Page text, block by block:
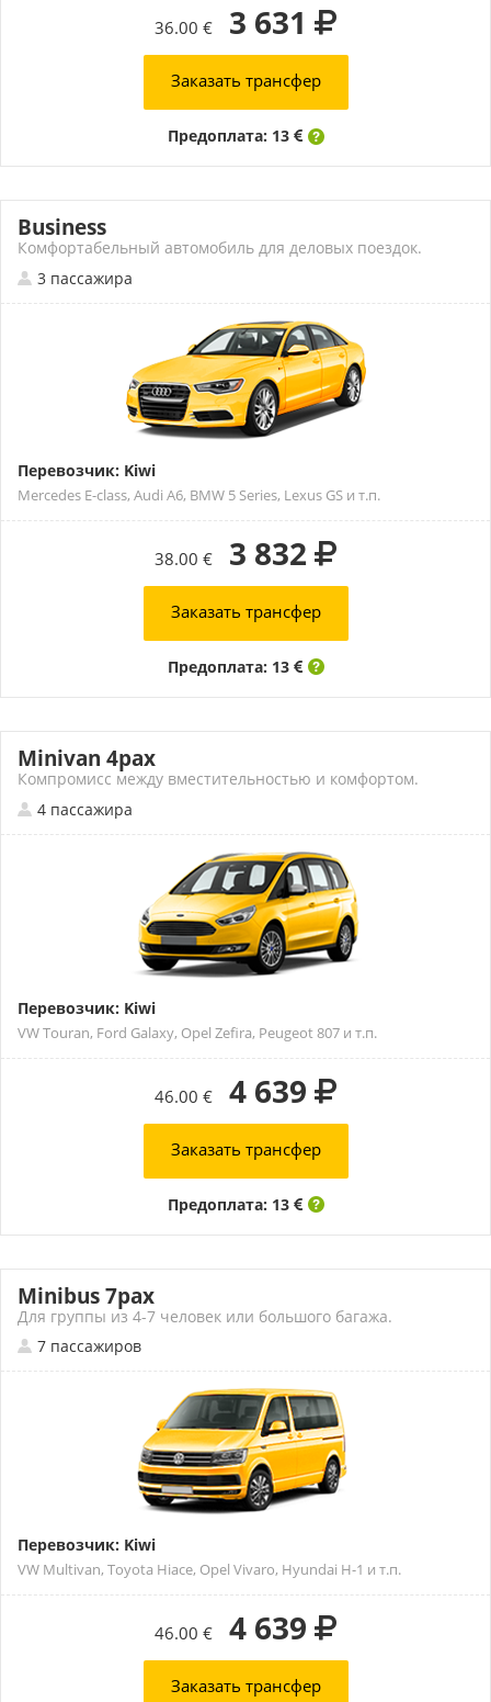
36.00 € 3 631
Заказать трансфер
Предоплата: 13
Business
Комфортабельный автомобиль для деловых поездок.
3 пассажира
Перевозчик: Kiwi
Mercedes E-class, Audi A6, BMW 5 Series, Lexus GS и т.п.
38.00 € 3 832
Заказать трансфер
Предоплата: 13
Minivan 4pax
Компромисс между вместительностью и комфортом.
4 пассажира
Перевозчик: Kiwi
VW Touran, Ford Galaxy, Opel Zefira, Peugeot 807 и т.п.
46.00 € 4 639
Заказать трансфер
Предоплата: 13
Minibus 7pax
Для группы из 4-7 человек или большого багажа.
7 пассажиров
Перевозчик: Kiwi
VW Multivan, Toyota Hiace, Opel Vivaro, Hyundai H-1 и т.п.
46.00 € 4 639
Заказать трансфер